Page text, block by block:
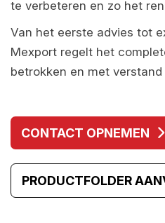
te verbeteren en zo het
Van het eerste advies tot
Mexport regelt het
betrokken en met verstand
CONTACT OPNEMEN
PRODUCTFOLDER